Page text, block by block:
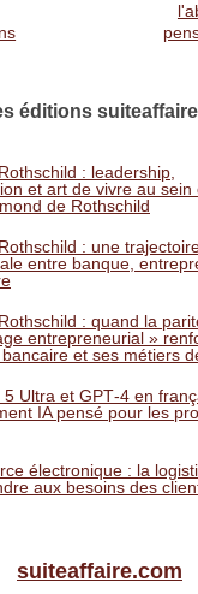
éditions
: leadership,
et art de vivre au sein
de Rothschild
: une
entre banque,
: quand la
entrepreneurial »
et ses métiers
Ultra et GPT‑4 en
IA pensé pour les
électronique : la
aux besoins des
suiteaffaire.com